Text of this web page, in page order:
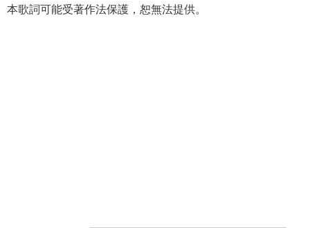
本歌詞可能受著作法保護，恕無法提供。